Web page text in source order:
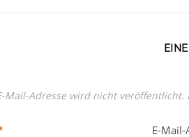
Mail-Adresse wird nicht veröffentlicht.
E-Mail-